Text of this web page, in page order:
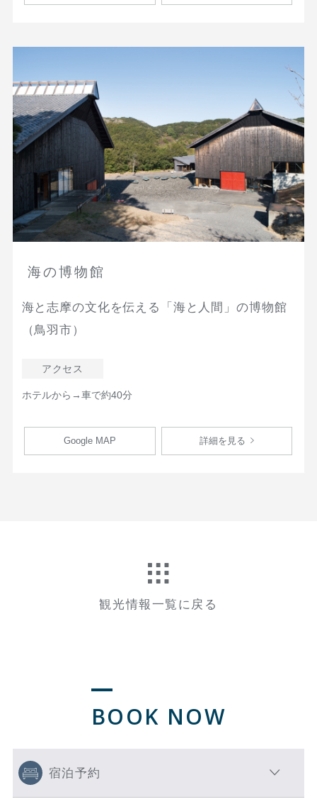
海の博物館
海と志摩の文化を伝える「海と人間」の博物館
（鳥羽市）
アクセス
ホテルから→車で約40分
Google MAP 詳細を見る
観光情報一覧に戻る
BOOK NOW
宿泊予約